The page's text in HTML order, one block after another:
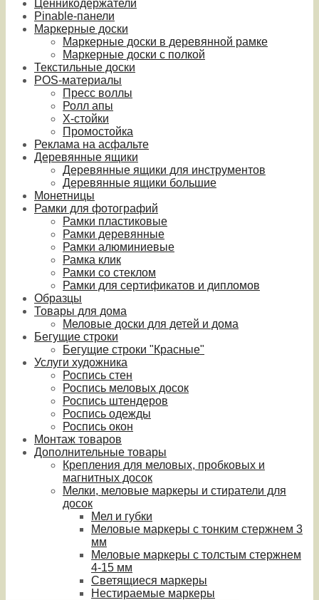
Ценникодержатели
Pinable-панели
Маркерные доски
Маркерные доски в деревянной рамке
Маркерные доски с полкой
Текстильные доски
POS-материалы
Пресс воллы
Ролл апы
Х-стойки
Промостойка
Реклама на асфальте
Деревянные ящики
Деревянные ящики для инструментов
Деревянные ящики большие
Монетницы
Рамки для фотографий
Рамки пластиковые
Рамки деревянные
Рамки алюминиевые
Рамка клик
Рамки со стеклом
Рамки для сертификатов и дипломов
Образцы
Товары для дома
Меловые доски для детей и дома
Бегущие строки
Бегущие строки "Красные"
Услуги художника
Роспись стен
Роспись меловых досок
Роспись штендеров
Роспись одежды
Роспись окон
Монтаж товаров
Дополнительные товары
Крепления для меловых, пробковых и
магнитных досок
Мелки, меловые маркеры и стиратели для
досок
Мел и губки
Меловые маркеры с тонким стержнем 3
мм
Меловые маркеры с толстым стержнем
4-15 мм
Светящиеся маркеры
Нестираемые маркеры